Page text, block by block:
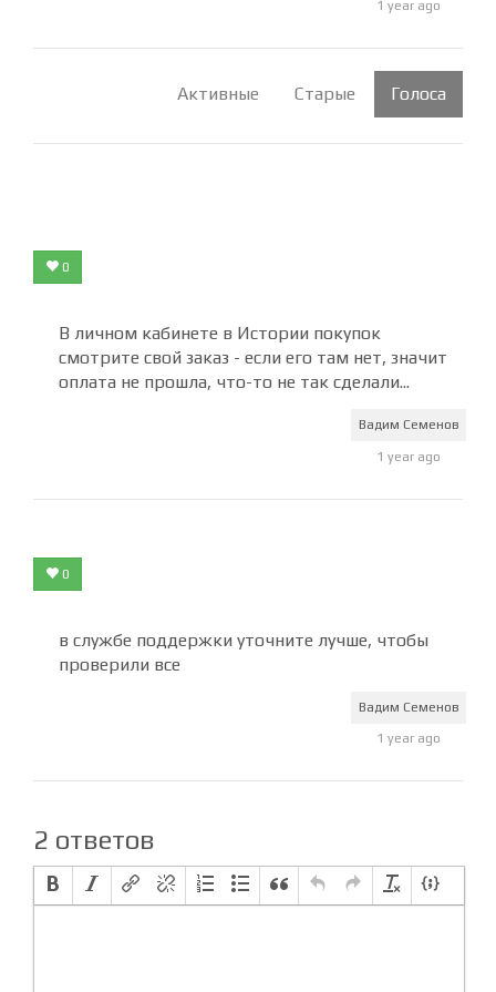
1 year ago
Активные Старые Голоса
0
В личном кабинете в Истории покупок
смотрите свой заказ - если его там нет, значит
оплата не прошла, что-то не так сделали...
Вадим Семенов
1 year ago
0
в службе поддержки уточните лучше, чтобы
проверили все
Вадим Семенов
1 year ago
2 ответов